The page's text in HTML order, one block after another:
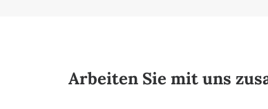
Arbeiten Sie mit uns